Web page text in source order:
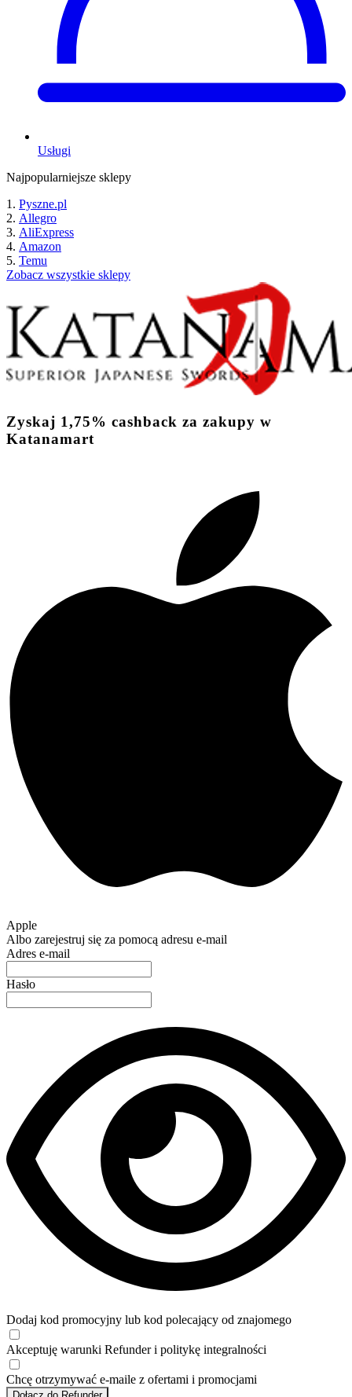
Usługi
Najpopularniejsze sklepy
Pyszne.pl
Allegro
AliExpress
Amazon
Temu
Zobacz wszystkie sklepy
Zyskaj 1,75% cashback za zakupy w
Katanamart
Apple
Albo zarejestruj się za pomocą adresu e-mail
Adres e-mail
Hasło
Dodaj kod promocyjny lub kod polecający od znajomego
Akceptuję warunki Refunder i politykę integralności
Chcę otrzymywać e-maile z ofertami i promocjami